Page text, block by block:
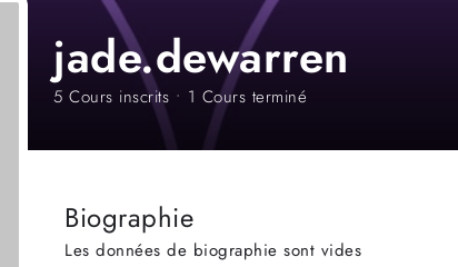
jade.dewarren
5 Cours inscrits • 1 Cours terminé
Biographie
Les données de biographie sont vides